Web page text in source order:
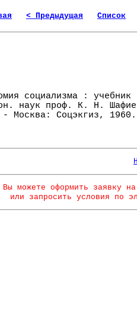
< Предыдущая Список
социализма : учебник
наук проф. К. Н.
Соцэкгиз,
Вы можете оформить заявку
или запросить условия по